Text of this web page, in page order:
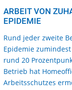
ARBEIT VON
EPIDEMIE
Rund jeder zweite
Epidemie
rund 20
Betrieb hat
Arbeitsschutzes